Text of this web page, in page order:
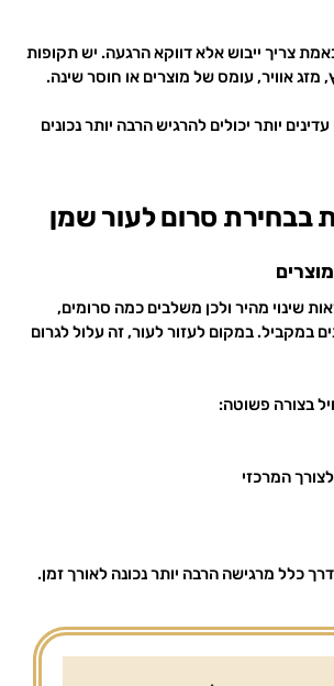
צריך ייבוש אלא דווקא הרגעה. יש תקופות
מזג אוויר, עומס של מוצרים או חוסר שינה.
יותר יכולים להרגיש הרבה יותר נכונים
בבחירת סרום לעור שמן
שינוי מהיר ולכן משלבים כמה סרומים,
במקביל. במקום לעזור לעור, זה עלול לגרום
בצורה פשוטה:
המרכזי
כלל מרגישה הרבה יותר נכונה לאורך זמן.